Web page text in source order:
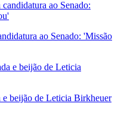
ao Senado: 'Missão
beijão de Leticia Birkheuer